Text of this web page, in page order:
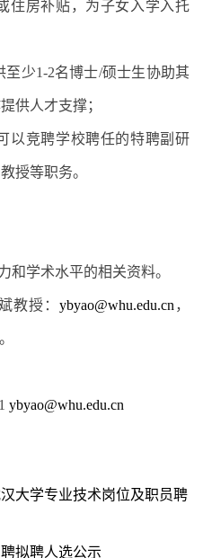
住房补贴，为子女入学入托
至少1-2名博士/硕士生协助其
供人才支撑；
以竞聘学校聘任的特聘副研
授等职务。
和学术水平的相关资料。
教授：ybyao@whu.edu.cn ，
ybyao@whu.edu.cn
大学专业技术岗位及职员聘
拟聘人选公示